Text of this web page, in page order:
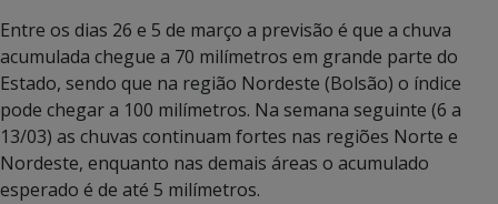
Entre os dias 26 e 5 de março a previsão é que a chuva
acumulada chegue a 70 milímetros em grande parte do
Estado, sendo que na região Nordeste (Bolsão) o índice
pode chegar a 100 milímetros. Na semana seguinte (6 a
13/03) as chuvas continuam fortes nas regiões Norte e
Nordeste, enquanto nas demais áreas o acumulado
esperado é de até 5 milímetros.